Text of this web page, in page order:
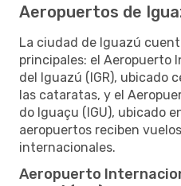
Aeropuertos de
La ciudad de Iguazú
principales: el Aeropuerto
del Iguazú (IGR), ubicado
las cataratas, y el
do Iguaçu (IGU), ubicado
aeropuertos reciben
internacionales.
Aeropuerto